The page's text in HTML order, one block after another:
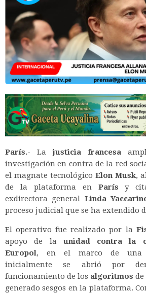
París.- Lajusticia francesa
investigación en contra de la red
el magnate tecnológico Elon Musk,
de la plataforma en París y
exdirectora general Linda
proceso judicial que se ha extendido
El operativo fue realizado por la
apoyo de la unidad contra la
Europol, en el marco de una
inicialmente se abrió por
funcionamiento de los algoritmos
generado sesgos en la plataforma.